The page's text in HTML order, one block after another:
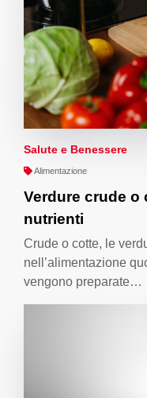
Salute e Benessere
Alimentazione
Verdure crude o
nutrienti
Crude o cotte, le
nell’alimentazione
vengono preparate…